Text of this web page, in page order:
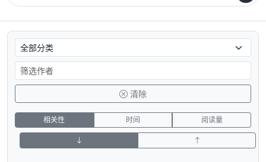
清除
相关性 时间 阅读量